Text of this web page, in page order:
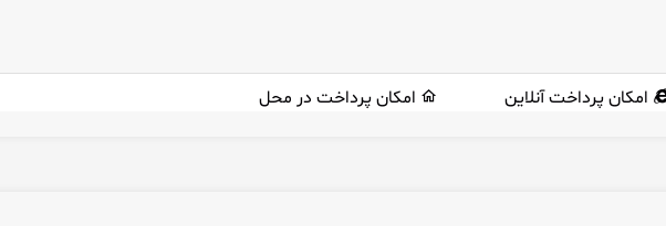
امکان پرداخت آنلاین امکان پرداخت در محل